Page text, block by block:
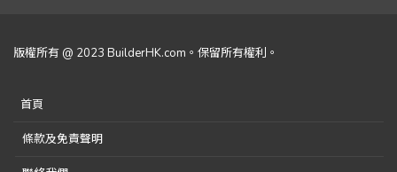
版權所有 @ 2023 BuilderHK.com。保留所有權利。
首頁
條款及免責聲明